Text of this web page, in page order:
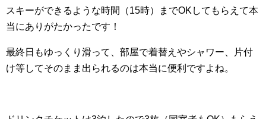
スキーができるような時間（15時）までOKしてもらえて本
当にありがたかったです！
最終日もゆっくり滑って、部屋で着替えやシャワー、片付
け等してそのまま出られるのは本当に便利ですよね。